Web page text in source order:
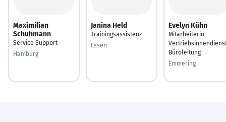
Maximilian
Schuhmann
Service Support
Hamburg
Janina Held
Trainingsassistenz
Essen
Evelyn Kühn
Mitarbeiterin
Büroleitung
Emmering